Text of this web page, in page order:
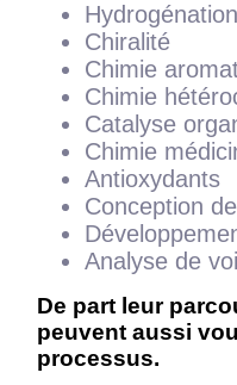
Hydrogénation
Chiralité
Chimie
Chimie
Catalyse
Chimie
Antioxydants
Conception
Analyse de
De part leur
peuvent aussi
processus.